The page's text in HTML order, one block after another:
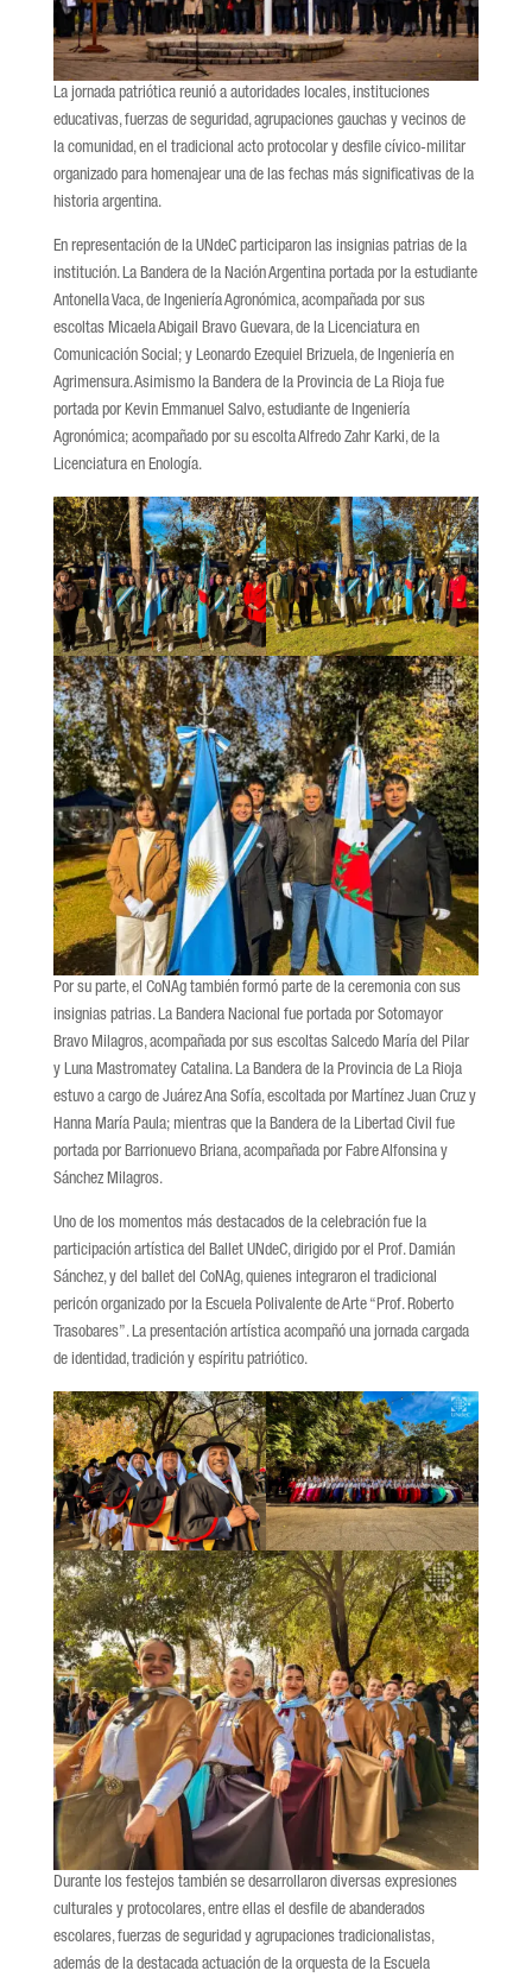
La jornada patriótica reunió a autoridades locales, instituciones
educativas, fuerzas de seguridad, agrupaciones gauchas y vecinos de
la comunidad, en el tradicional acto protocolar y desfile cívico-militar
organizado para homenajear una de las fechas más significativas de la
historia argentina.
En representación de la UNdeC participaron las insignias patrias de la
institución. La Bandera de la Nación Argentina portada por la estudiante
Antonella Vaca, de Ingeniería Agronómica, acompañada por sus
escoltas Micaela Abigail Bravo Guevara, de la Licenciatura en
Comunicación Social; y Leonardo Ezequiel Brizuela, de Ingeniería en
Agrimensura. Asimismo la Bandera de la Provincia de La Rioja fue
portada por Kevin Emmanuel Salvo, estudiante de Ingeniería
Agronómica; acompañado por su escolta Alfredo Zahr Karki, de la
Licenciatura en Enología.
Por su parte, el CoNAg también formó parte de la ceremonia con sus
insignias patrias. La Bandera Nacional fue portada por Sotomayor
Bravo Milagros, acompañada por sus escoltas Salcedo María del Pilar
y Luna Mastromatey Catalina. La Bandera de la Provincia de La Rioja
estuvo a cargo de Juárez Ana Sofía, escoltada por Martínez Juan Cruz y
Hanna María Paula; mientras que la Bandera de la Libertad Civil fue
portada por Barrionuevo Briana, acompañada por Fabre Alfonsina y
Sánchez Milagros.
Uno de los momentos más destacados de la celebración fue la
participación artística del Ballet UNdeC, dirigido por el Prof. Damián
Sánchez, y del ballet del CoNAg, quienes integraron el tradicional
pericón organizado por la Escuela Polivalente de Arte “Prof. Roberto
Trasobares”. La presentación artística acompañó una jornada cargada
de identidad, tradición y espíritu patriótico.
Durante los festejos también se desarrollaron diversas expresiones
culturales y protocolares, entre ellas el desfile de abanderados
escolares, fuerzas de seguridad y agrupaciones tradicionalistas,
además de la destacada actuación de la orquesta de la Escuela